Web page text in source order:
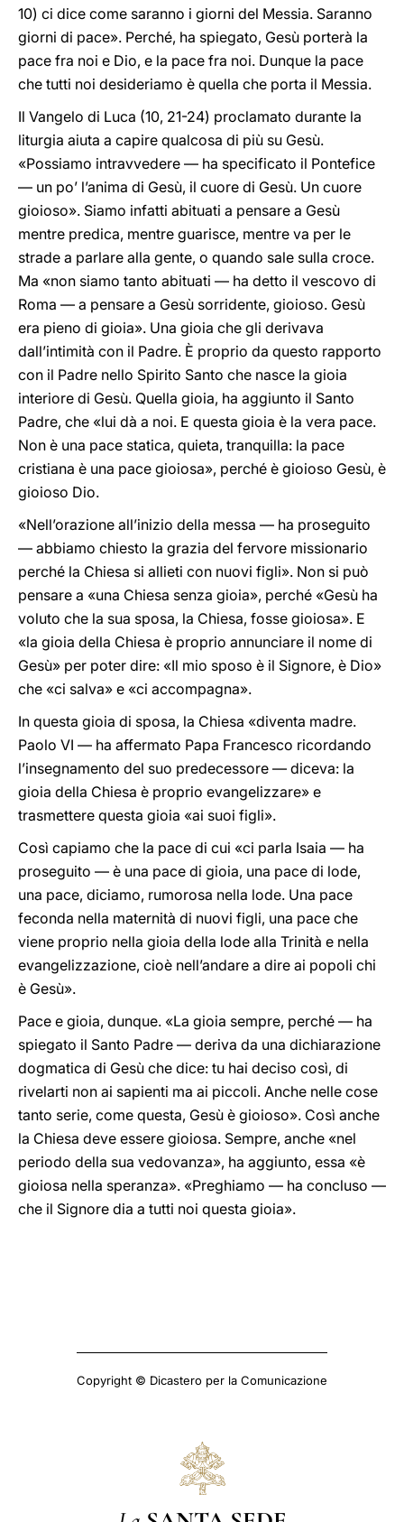
10) ci dice come saranno i giorni del Messia. Saranno
giorni di pace». Perché, ha spiegato, Gesù porterà la
pace fra noi e Dio, e la pace fra noi. Dunque la pace
che tutti noi desideriamo è quella che porta il Messia.
Il Vangelo di Luca (10, 21-24) proclamato durante la
liturgia aiuta a capire qualcosa di più su Gesù.
«Possiamo intravvedere — ha specificato il Pontefice
— un po’ l’anima di Gesù, il cuore di Gesù. Un cuore
gioioso». Siamo infatti abituati a pensare a Gesù
mentre predica, mentre guarisce, mentre va per le
strade a parlare alla gente, o quando sale sulla croce.
Ma «non siamo tanto abituati — ha detto il vescovo di
Roma — a pensare a Gesù sorridente, gioioso. Gesù
era pieno di gioia». Una gioia che gli derivava
dall’intimità con il Padre. È proprio da questo rapporto
con il Padre nello Spirito Santo che nasce la gioia
interiore di Gesù. Quella gioia, ha aggiunto il Santo
Padre, che «lui dà a noi. E questa gioia è la vera pace.
Non è una pace statica, quieta, tranquilla: la pace
cristiana è una pace gioiosa», perché è gioioso Gesù, è
gioioso Dio.
«Nell’orazione all’inizio della messa — ha proseguito
— abbiamo chiesto la grazia del fervore missionario
perché la Chiesa si allieti con nuovi figli». Non si può
pensare a «una Chiesa senza gioia», perché «Gesù ha
voluto che la sua sposa, la Chiesa, fosse gioiosa». E
«la gioia della Chiesa è proprio annunciare il nome di
Gesù» per poter dire: «Il mio sposo è il Signore, è Dio»
che «ci salva» e «ci accompagna».
In questa gioia di sposa, la Chiesa «diventa madre.
Paolo VI — ha affermato Papa Francesco ricordando
l’insegnamento del suo predecessore — diceva: la
gioia della Chiesa è proprio evangelizzare» e
trasmettere questa gioia «ai suoi figli».
Così capiamo che la pace di cui «ci parla Isaia — ha
proseguito — è una pace di gioia, una pace di lode,
una pace, diciamo, rumorosa nella lode. Una pace
feconda nella maternità di nuovi figli, una pace che
viene proprio nella gioia della lode alla Trinità e nella
evangelizzazione, cioè nell’andare a dire ai popoli chi
è Gesù».
Pace e gioia, dunque. «La gioia sempre, perché — ha
spiegato il Santo Padre — deriva da una dichiarazione
dogmatica di Gesù che dice: tu hai deciso così, di
rivelarti non ai sapienti ma ai piccoli. Anche nelle cose
tanto serie, come questa, Gesù è gioioso». Così anche
la Chiesa deve essere gioiosa. Sempre, anche «nel
periodo della sua vedovanza», ha aggiunto, essa «è
gioiosa nella speranza». «Preghiamo — ha concluso —
che il Signore dia a tutti noi questa gioia».
Copyright © Dicastero per la Comunicazione